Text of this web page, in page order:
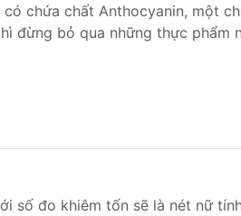
chứa chất Anthocyanin, một
đừng bỏ qua những thực phẩm
số đo khiêm tốn sẽ là nét nữ